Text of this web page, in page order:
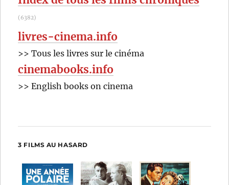
(6382)
livres-cinema.info
>> Tous les livres sur le cinéma
cinemabooks.info
>> English books on cinema
3 FILMS AU HASARD